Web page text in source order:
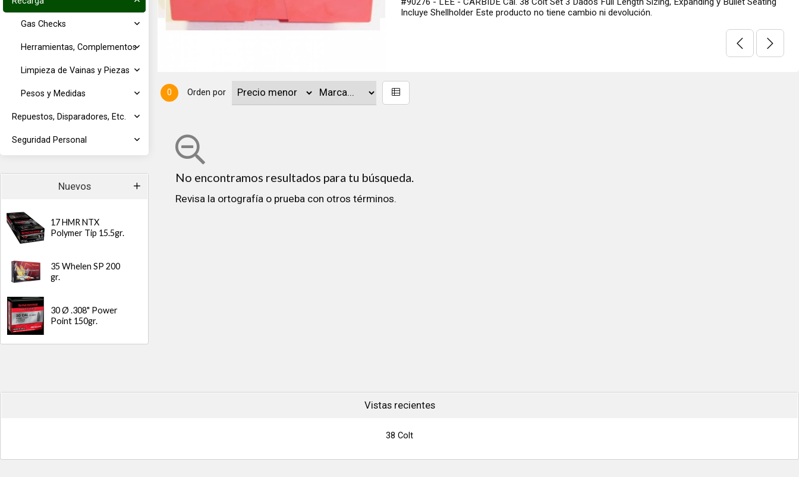
Gas Checks
Herramientas, Complementos
Limpieza de Vainas y Piezas
Pesos y Medidas
Repuestos, Disparadores, Etc.
Seguridad Personal
Nuevos
17 HMR NTX
Polymer Tip 15.5gr.
35 Whelen SP 200
gr.
30 Ø .308" Power
Point 150gr.
Incluye Shellholder Este producto no tiene cambio ni devolución.
0 Orden por
No encontramos resultados para tu búsqueda.
Revisa la ortografía o prueba con otros términos.
Vistas recientes
38 Colt